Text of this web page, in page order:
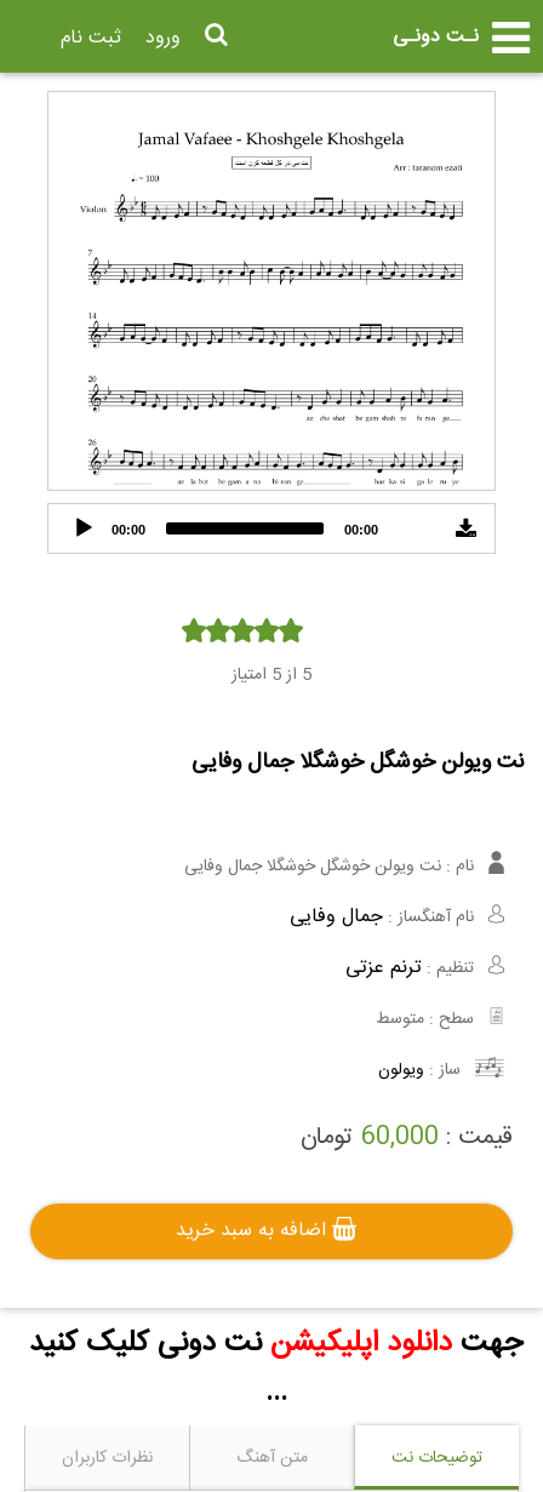
نـت دونـی ثبت نام ورود
Audio
Player
00:00 00:00
5 از 5 امتیاز
نت ویولن خوشگل خوشگلا جمال وفایی
نام : نت ویولن خوشگل خوشگلا جمال وفایی
نام آهنگساز : جمال وفایی
تنظیم : ترنم عزتی
سطح : متوسط
ساز : ویولون
قیمت : 60,000 تومان
اضافه به سبد خرید
جهتدانلود اپلیکیشن نت دونی کلیک کنید
...
توضیحات نت متن آهنگ نظرات کاربران